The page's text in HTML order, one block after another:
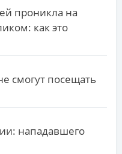
проникла на
как это
смогут посещать
нападавшего